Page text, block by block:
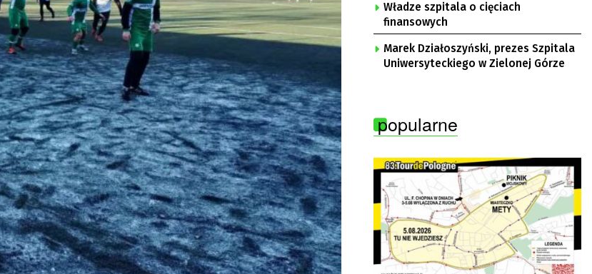
Władze szpitala o cięciach
finansowych
Marek Działoszyński, prezes Szpitala
Uniwersyteckiego w Zielonej Górze
popularne